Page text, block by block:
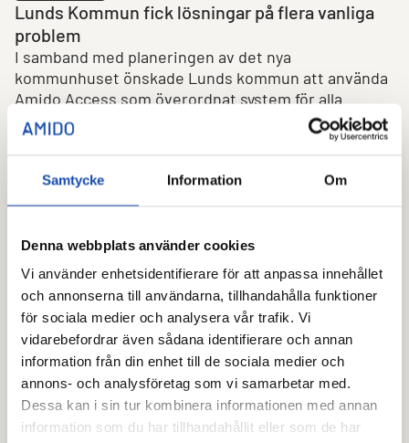
Samtycke Information Om
Denna webbplats använder cookies
Vi använder enhetsidentifierare för att anpassa innehållet
och annonserna till användarna, tillhandahålla funktioner
för sociala medier och analysera vår trafik. Vi
vidarebefordrar även sådana identifierare och annan
information från din enhet till de sociala medier och
annons- och analysföretag som vi samarbetar med.
Dessa kan i sin tur kombinera informationen med annan
information som du har tillhandahållit eller som de har
Lunds Kommun fick lösningar på flera vanliga
problem
I samband med planeringen av det nya
kommunhuset önskade Lunds kommun att använda
Amido Access som överordnat system för alla
passager i huset.
KUNDCASE